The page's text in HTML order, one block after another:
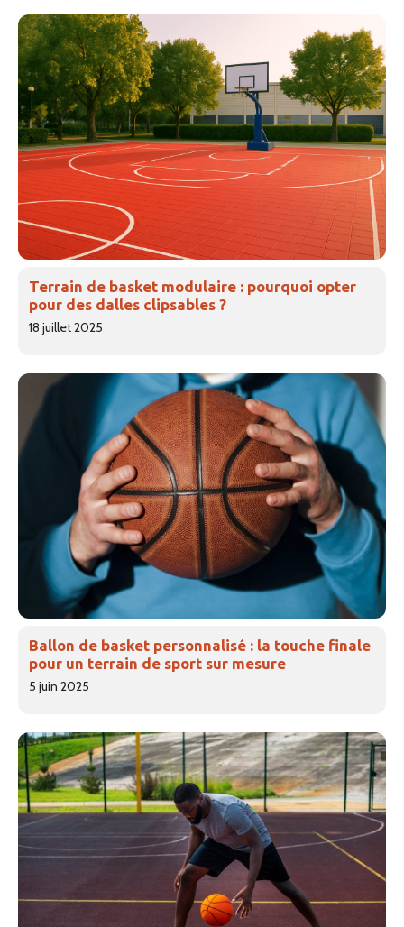
Terrain de basket modulaire : pourquoi opter
pour des dalles clipsables ?
18 juillet 2025
Ballon de basket personnalisé : la touche finale
pour un terrain de sport sur mesure
5 juin 2025